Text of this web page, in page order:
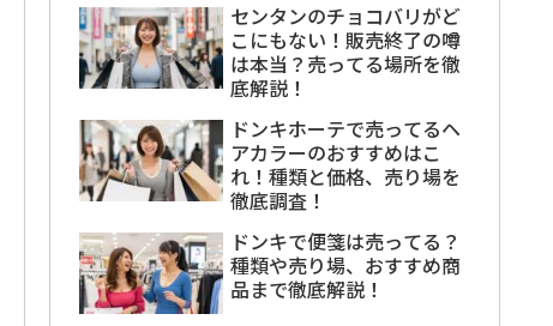
センタンのチョコバリがど
こにもない！販売終了の噂
は本当？売ってる場所を徹
底解説！
ドンキホーテで売ってるヘ
アカラーのおすすめはこ
れ！種類と価格、売り場を
徹底調査！
ドンキで便箋は売ってる？
種類や売り場、おすすめ商
品まで徹底解説！